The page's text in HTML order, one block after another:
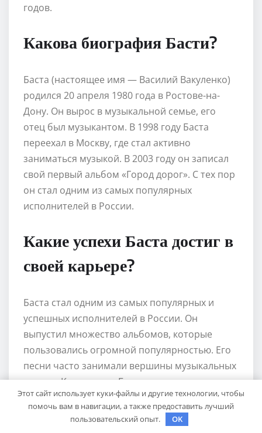
годов.
Какова биография Басти?
Баста (настоящее имя — Василий Вакуленко)
родился 20 апреля 1980 года в Ростове-на-
Дону. Он вырос в музыкальной семье, его
отец был музыкантом. В 1998 году Баста
переехал в Москву, где стал активно
заниматься музыкой. В 2003 году он записал
свой первый альбом «Город дорог». С тех пор
он стал одним из самых популярных
исполнителей в России.
Какие успехи Баста достиг в
своей карьере?
Баста стал одним из самых популярных и
успешных исполнителей в России. Он
выпустил множество альбомов, которые
пользовались огромной популярностью. Его
песни часто занимали вершины музыкальных
чартов. Кроме того, Баста также является
продюсером и основателем собственного
лейбла «Gazgolder», на котором выпускает
Этот сайт использует куки-файлы и другие технологии, чтобы
помочь вам в навигации, а также предоставить лучший
пользовательский опыт.
OK